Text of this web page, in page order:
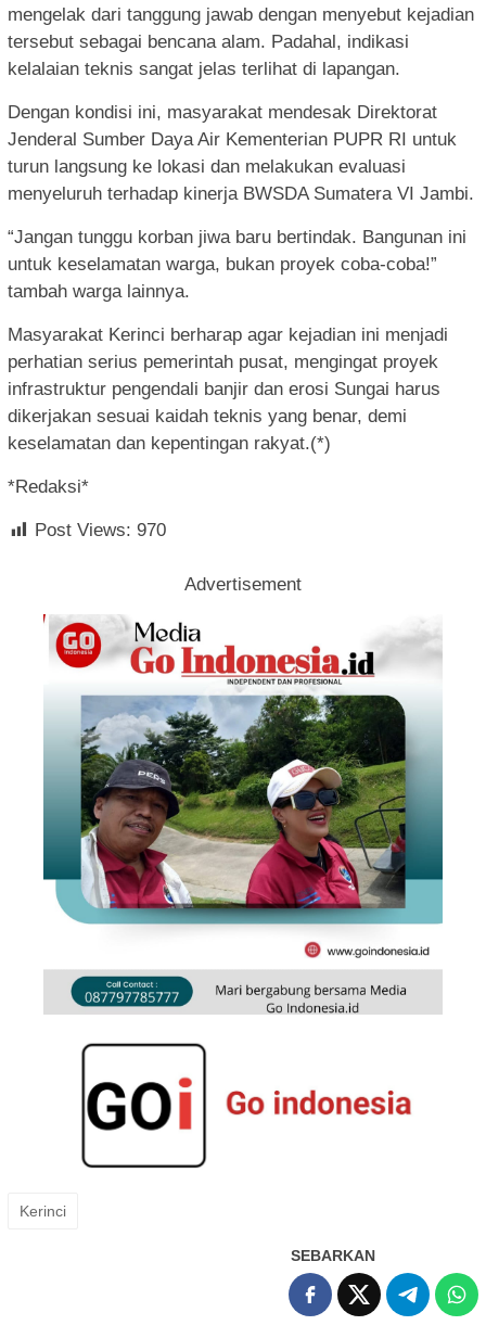
mengelak dari tanggung jawab dengan menyebut kejadian
tersebut sebagai bencana alam. Padahal, indikasi
kelalaian teknis sangat jelas terlihat di lapangan.
Dengan kondisi ini, masyarakat mendesak Direktorat
Jenderal Sumber Daya Air Kementerian PUPR RI untuk
turun langsung ke lokasi dan melakukan evaluasi
menyeluruh terhadap kinerja BWSDA Sumatera VI Jambi.
“Jangan tunggu korban jiwa baru bertindak. Bangunan ini
untuk keselamatan warga, bukan proyek coba-coba!”
tambah warga lainnya.
Masyarakat Kerinci berharap agar kejadian ini menjadi
perhatian serius pemerintah pusat, mengingat proyek
infrastruktur pengendali banjir dan erosi Sungai harus
dikerjakan sesuai kaidah teknis yang benar, demi
keselamatan dan kepentingan rakyat.(*)
*Redaksi*
Post Views: 970
Advertisement
Kerinci
SEBARKAN